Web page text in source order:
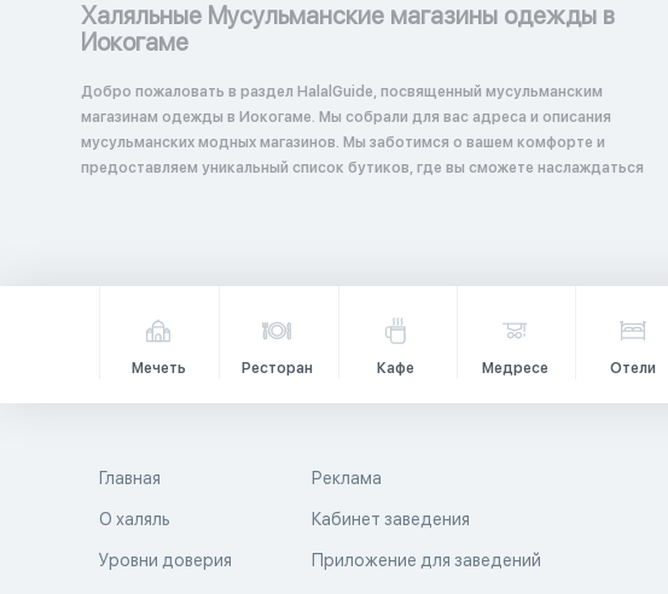
Халяльные Мусульманские магазины одежды в
Иокогаме
Добро пожаловать в раздел HalalGuide, посвященный мусульманским
магазинам одежды в Иокогаме. Мы собрали для вас адреса и описания
мусульманских модных магазинов. Мы заботимся о вашем комфорте и
предоставляем уникальный список бутиков, где вы сможете наслаждаться
Мечеть Ресторан Кафе Медресе Отели
Главная
О халяль
Уровни доверия
Реклама
Кабинет заведения
Приложение для заведений